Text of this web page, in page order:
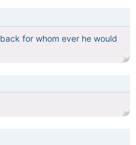
for whom ever he would